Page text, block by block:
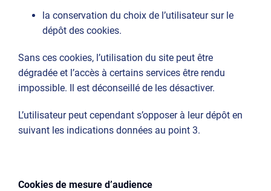
la conservation du choix de l’utilisateur sur le
dépôt des cookies.
Sans ces cookies, l’utilisation du site peut être
dégradée et l’accès à certains services être rendu
impossible. Il est déconseillé de les désactiver.
L’utilisateur peut cependant s’opposer à leur dépôt en
suivant les indications données au point 3.
Cookies de mesure d’audience